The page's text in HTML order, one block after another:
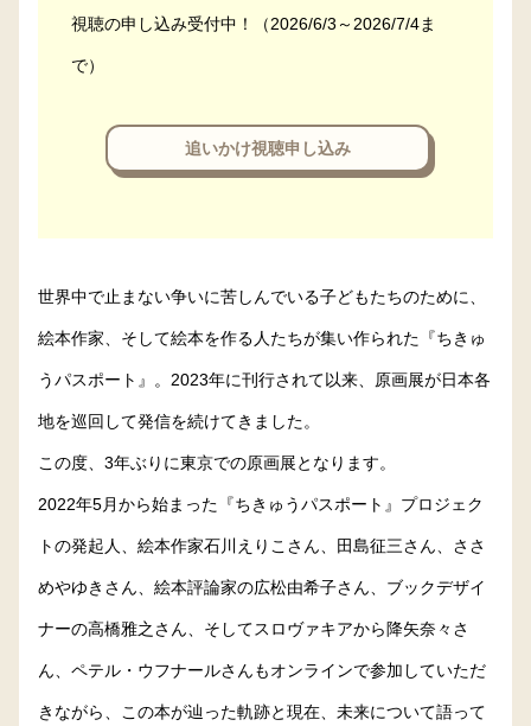
視聴の申し込み受付中！（2026/6/3～2026/7/4ま
で）
追いかけ視聴申し込み
世界中で止まない争いに苦しんでいる子どもたちのために、
絵本作家、そして絵本を作る人たちが集い作られた『ちきゅ
うパスポート』。2023年に刊行されて以来、原画展が日本各
地を巡回して発信を続けてきました。
この度、3年ぶりに東京での原画展となります。
2022年5月から始まった『ちきゅうパスポート』プロジェク
トの発起人、絵本作家石川えりこさん、田島征三さん、ささ
めやゆきさん、絵本評論家の広松由希子さん、ブックデザイ
ナーの高橋雅之さん、そしてスロヴァキアから降矢奈々さ
ん、ペテル・ウフナールさんもオンラインで参加していただ
きながら、この本が辿った軌跡と現在、未来について語って